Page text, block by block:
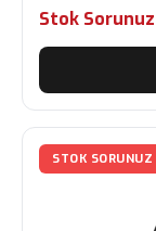
Stok Sorunuz
STOK SORUNUZ